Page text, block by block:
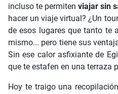
incluso te permiten viajar sin
hacer un viaje virtual? ¿Un
de esos lugares que tanto te
mismo... pero tiene sus
Sin ese calor asfixiante de
que te estafen en una terraza
Hoy te traigo una